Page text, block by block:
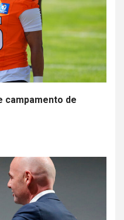
campamento de
tiene su
HOGAR Y SALUD